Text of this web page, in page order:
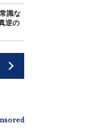
識な
逆の